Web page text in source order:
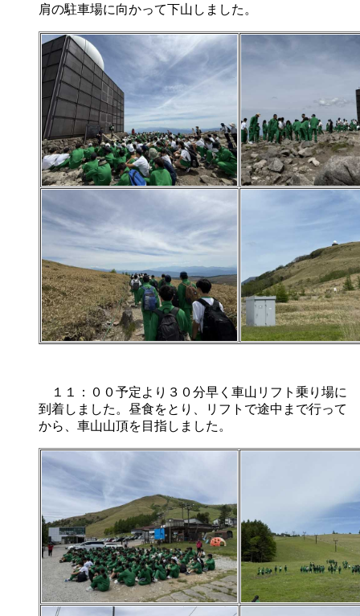
肩の駐車場に向かって下山しました。
１１：００予定より３０分早く車山リフト乗り場に
到着しました。昼食をとり、リフトで途中まで行って
から、車山山頂を目指しました。